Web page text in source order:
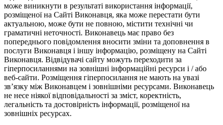
може виникнути в результаті використання інформації,
розміщеної на Сайті Виконавця, яка може перестати бути
актуальною, може бути не повною, містити технічні чи
граматичні неточності. Виконавець має право без
попереднього повідомлення вносити зміни та доповнення в
послуги Виконавця і іншу інформацію, розміщену на Сайті
Виконавця. Відвідувачі сайту можуть переходити за
гіперпосиланнями на зовнішні інформаційні ресурси і / або
веб-сайти. Розміщення гіперпосилання не мають на увазі
зв’язку між Виконавцем і зовнішніми ресурсами. Виконавець
не несе ніякої відповідальності за зміст, коректність,
легальність та достовірність інформації, розміщеної на
зовнішніх ресурсах.